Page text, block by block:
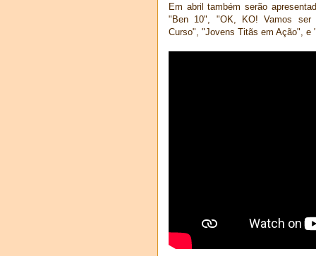
Em abril também serão
"Ben 10", "OK, KO! Vamos ser
Curso", "Jovens Titãs em Ação", e